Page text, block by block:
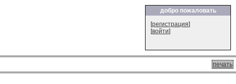
добро пожаловать
[регистрация]
[войти]
печать